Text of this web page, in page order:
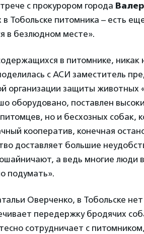
с прокурором города
Тобольске питомника – есть
в безлюдном месте».
в питомнике,
с АСИ заместитель
организации защиты животных
оборудовано, поставлен
питомцев, но и бесхозных
кооператив, конечная
доставляет большие
а ведь многие люди
подумать».
Оверченко, в Тобольске
передержку бродячих
сотрудничает с